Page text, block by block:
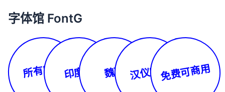
字体馆 FontG
所有字体 印度文 魏碑 汉仪字库免费可商用